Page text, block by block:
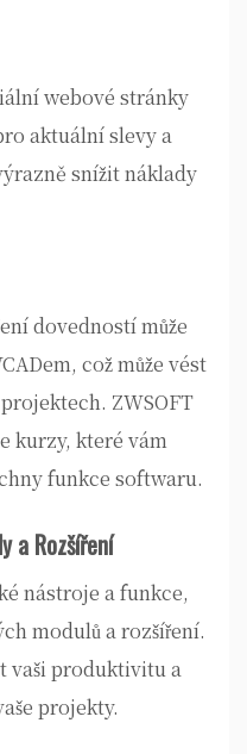
webové stránky
aktuální slevy a
snížit náklady
dovedností může
což může vést
ZWSOFT
kurzy, které vám
funkce softwaru.
a Rozšíření
nástroje a funkce,
modulů a rozšíření.
vaši produktivitu a
projekty.